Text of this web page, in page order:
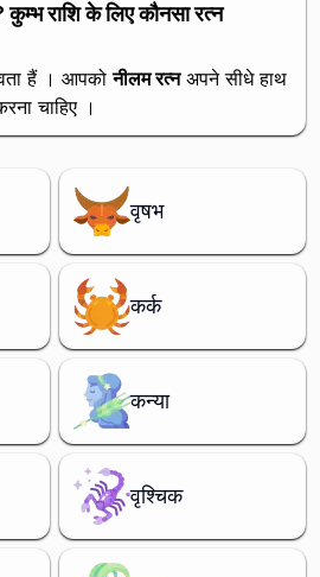
कुम्भ राशि के लिए कौनसा रत्न
हैं । आपकोनीलम रत्नअपने सीधे हाथ
चाहिए ।
वृषभ
कर्क
कन्या
वृश्चिक